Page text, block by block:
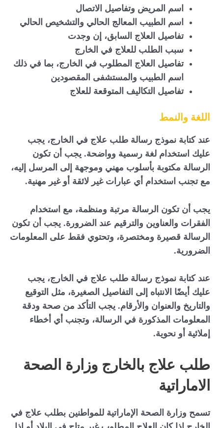
اسم المريض وتفاصيل الاتصال
اسم الطبيب المعالج الحالي والتشخيص الحالي
تفاصيل العلاج السابق، إن وجدت
سبب الطلب للعلاج في الخارج
تفاصيل العلاج المطلوب في الخارج، بما في ذلك
اسم الطبيب والمستشفى المقصودين
تفاصيل التكاليف المتوقعة للعلاج
اللغة والنمط
عند كتابة نموذج رسالة طلب علاج في الخارج، يجب
عليك استخدام لغة رسمية وواضحة. يجب أن تكون
الرسالة مكتوبة بأسلوب مهني وموجهة إلى المرسل إليه،
مع تجنب استخدام أي عبارات غير لائقة أو غير مهنية.
يجب أن تكون الرسالة مرتبة ومنظمة، مع استخدام
الفقرات والعناوين والترقيم عند الضرورة. يجب أن تكون
الرسالة قصيرة ومختصرة، وتحتوي فقط على المعلومات
الضرورية.
عند كتابة نموذج رسالة طلب علاج في الخارج، يجب
عليك أيضًا الانتباه إلى التفاصيل الصغيرة، مثل التوقيع
والتاريخ والعنوان والأرقام. يجب التأكد من صحة ودقة
المعلومات المذكورة في الرسالة، وتجنب أي أخطاء
إملائية أو نحوية.
طلب علاج بالخارج وزارة الصحة
الاماراتية
تسمح وزارة الصحة الإماراتية للمواطنين بطلب علاج في